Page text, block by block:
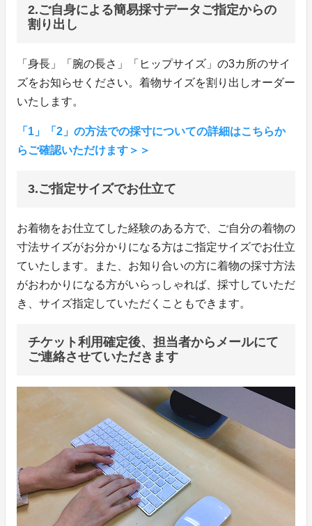
2.ご自身による簡易採寸データご指定からの
割り出し
「身長」「腕の長さ」「ヒップサイズ」の3カ所のサイ
ズをお知らせください。着物サイズを割り出しオーダー
いたします。
「1」「2」の方法での採寸についての詳細はこちらか
らご確認いただけます＞＞
3.ご指定サイズでお仕立て
お着物をお仕立てした経験のある方で、ご自分の着物の
寸法サイズがお分かりになる方はご指定サイズでお仕立
ていたします。また、お知り合いの方に着物の採寸方法
がおわかりになる方がいらっしゃれば、採寸していただ
き、サイズ指定していただくこともできます。
チケット利用確定後、担当者からメールにて
ご連絡させていただきます